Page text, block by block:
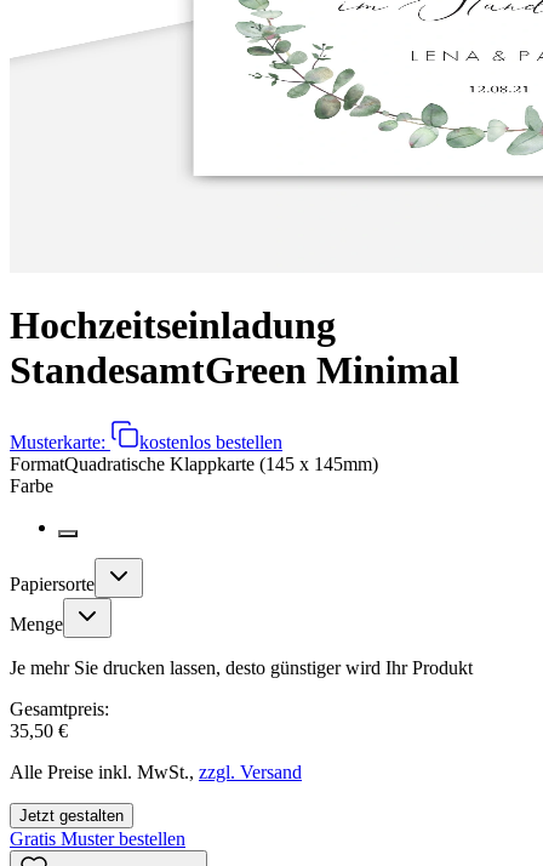
Hochzeitseinladung
StandesamtGreen Minimal
Musterkarte:
kostenlos bestellen
FormatQuadratische Klappkarte (145 x 145mm)
Farbe
Papiersorte
Menge
Je mehr Sie drucken lassen, desto günstiger wird Ihr Produkt
Gesamtpreis:
35,50 €
Alle Preise inkl. MwSt., zzgl. Versand
Jetzt gestalten
Gratis Muster bestellen